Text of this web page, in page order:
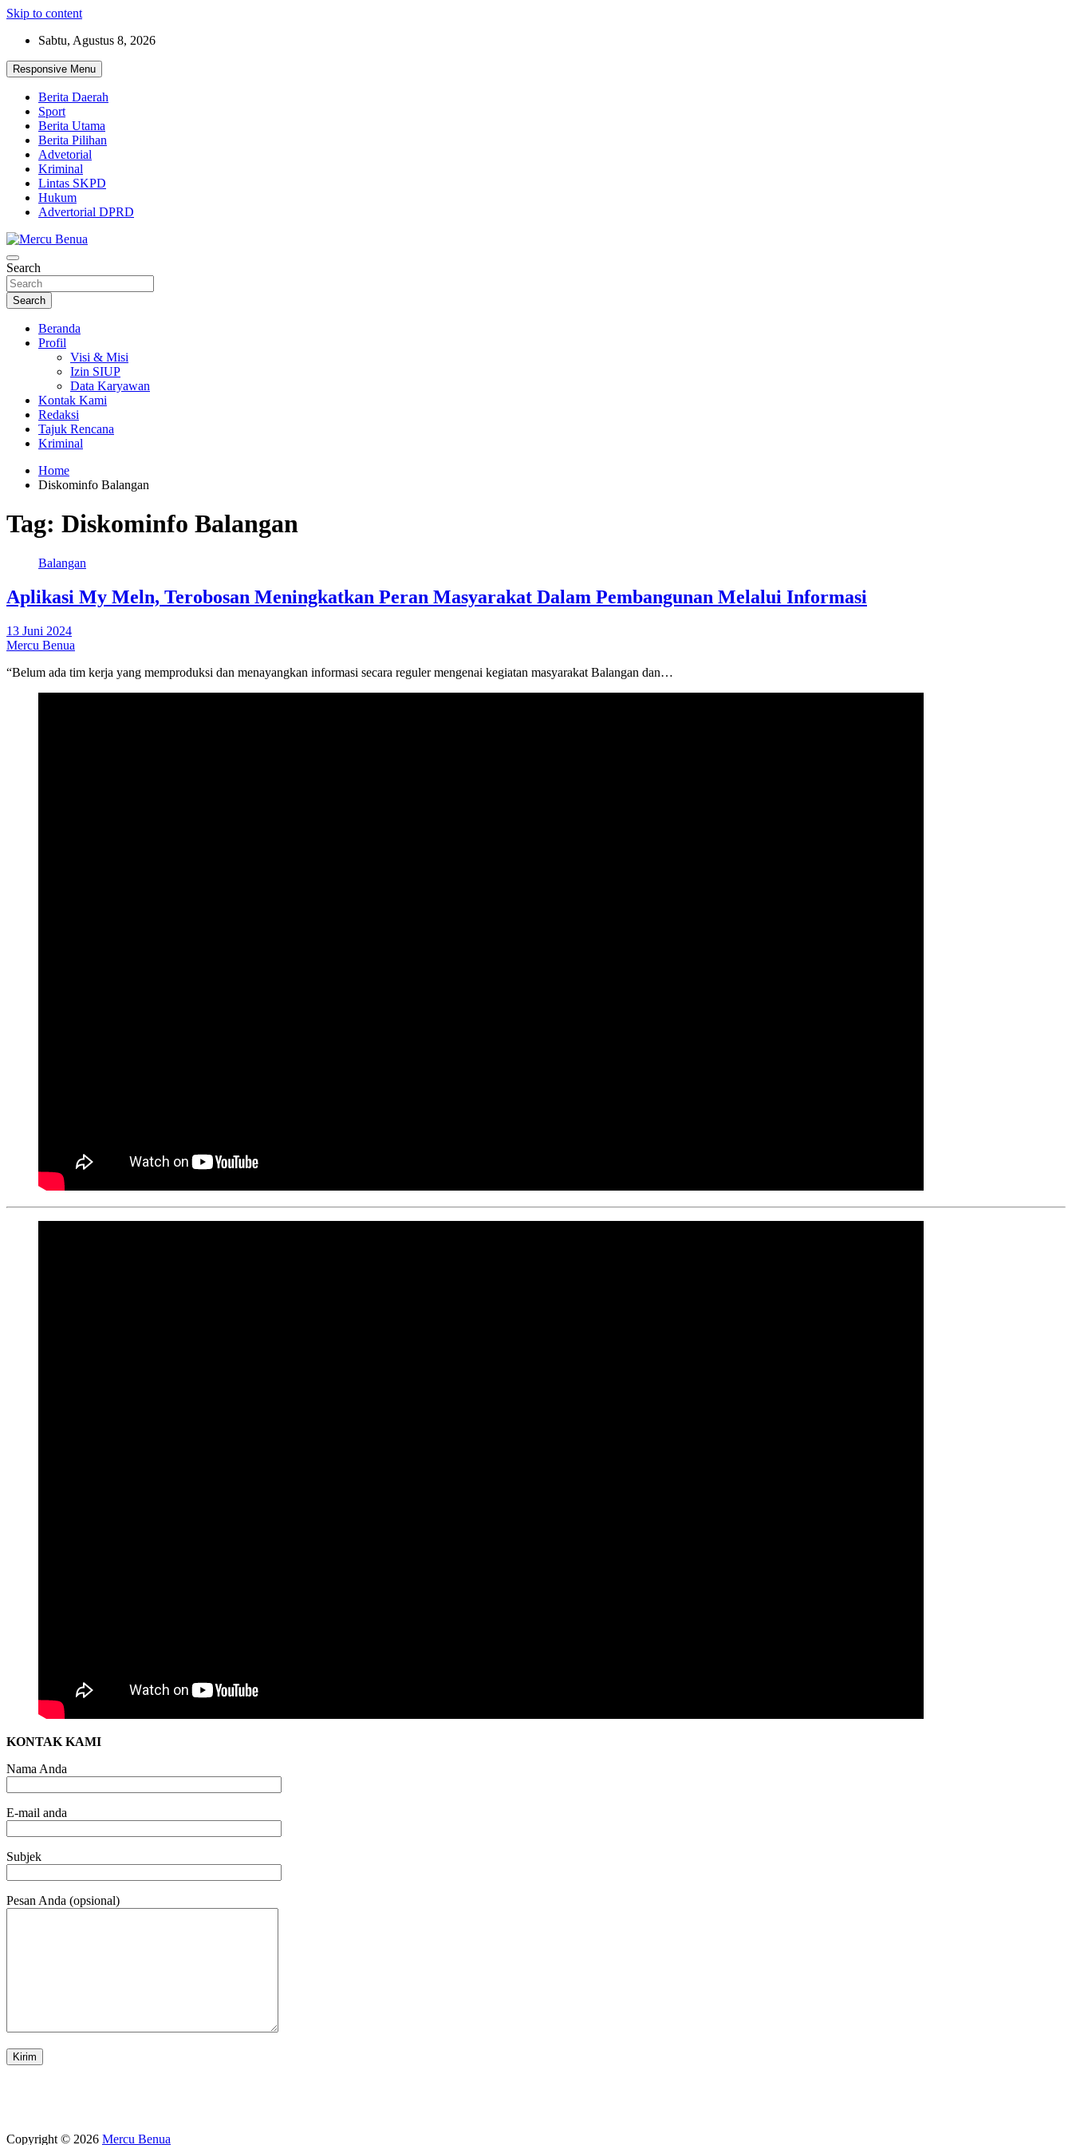
Skip to content
Sabtu, Agustus 8, 2026
Responsive Menu
Berita Daerah
Sport
Berita Utama
Berita Pilihan
Advetorial
Kriminal
Lintas SKPD
Hukum
Advertorial DPRD
Mercu Benua
Suara Masyarakat Bawah
Search
Search
Beranda
Profil
Visi & Misi
Izin SIUP
Data Karyawan
Kontak Kami
Redaksi
Tajuk Rencana
Kriminal
Home
Diskominfo Balangan
Tag: Diskominfo Balangan
Balangan
Aplikasi My Meln, Terobosan Meningkatkan Peran Masyarakat Dalam Pembangunan Melalui Informasi
13 Juni 2024
Mercu Benua
“Belum ada tim kerja yang memproduksi dan menayangkan informasi secara reguler mengenai kegiatan masyarakat Balangan dan…
KONTAK KAMI
Nama Anda
E-mail anda
Subjek
Pesan Anda (opsional)
Copyright © 2026 Mercu Benua